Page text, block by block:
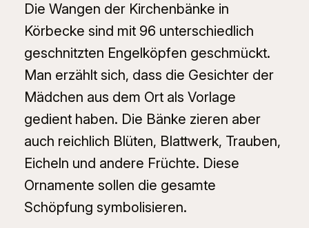
Die Wangen der Kirchenbänke in
Körbecke sind mit 96 unterschiedlich
geschnitzten Engelköpfen geschmückt.
Man erzählt sich, dass die Gesichter der
Mädchen aus dem Ort als Vorlage
gedient haben. Die Bänke zieren aber
auch reichlich Blüten, Blattwerk, Trauben,
Eicheln und andere Früchte. Diese
Ornamente sollen die gesamte
Schöpfung symbolisieren.